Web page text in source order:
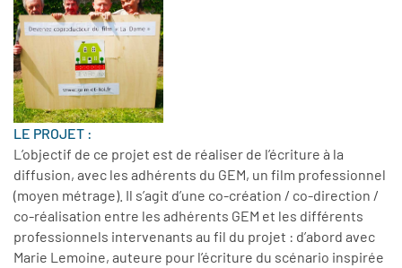
LE PROJET :
L’objectif de ce projet est de réaliser de l’écriture à la
diffusion, avec les adhérents du GEM, un film professionnel
(moyen métrage). Il s’agit d’une co-création / co-direction /
co-réalisation entre les adhérents GEM et les différents
professionnels intervenants au fil du projet : d’abord avec
Marie Lemoine, auteure pour l’écriture du scénario inspirée